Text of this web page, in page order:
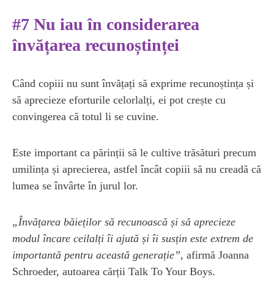
#7 Nu iau în considerarea
învățarea recunoștinței
Când copiii nu sunt învățați să exprime recunoștința și
să aprecieze eforturile celorlalți, ei pot crește cu
convingerea că totul li se cuvine.
Este important ca părinții să le cultive trăsături precum
umilința și aprecierea, astfel încât copiii să nu creadă că
lumea se învârte în jurul lor.
„Învățarea băieților să recunoască și să aprecieze
modul încare ceilalți îi ajută și îi susțin este extrem de
importantă pentru această generație”, afirmă Joanna
Schroeder, autoarea cărții Talk To Your Boys.